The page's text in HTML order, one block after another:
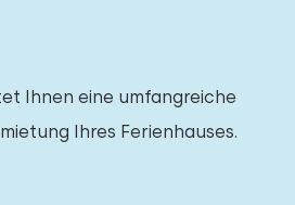
Ihnen eine umfangreiche
Ihres Ferienhauses.